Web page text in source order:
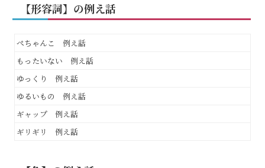
【形容詞】の例え話
ぺちゃんこ 例え話
もったいない 例え話
ゆっくり 例え話
ゆるいもの 例え話
ギャップ 例え話
ギリギリ 例え話